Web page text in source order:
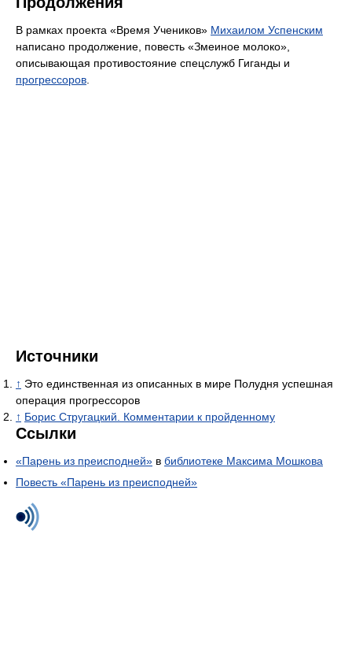
В рамках проекта «Время Учеников» Михаилом Успенским
написано продолжение, повесть «Змеиное молоко»,
описывающая противостояние спецслужб Гиганды и
прогрессоров.
Источники
↑ Это единственная из описанных в мире Полудня успешная
операция прогрессоров
↑ Борис Стругацкий. Комментарии к пройденному
Ссылки
«Парень из преисподней» в библиотеке Максима Мошкова
Повесть «Парень из преисподней»